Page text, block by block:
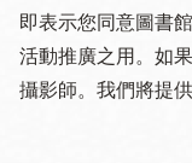
即表示您同意圖書
活動推廣之用。如
攝影師。我們將提